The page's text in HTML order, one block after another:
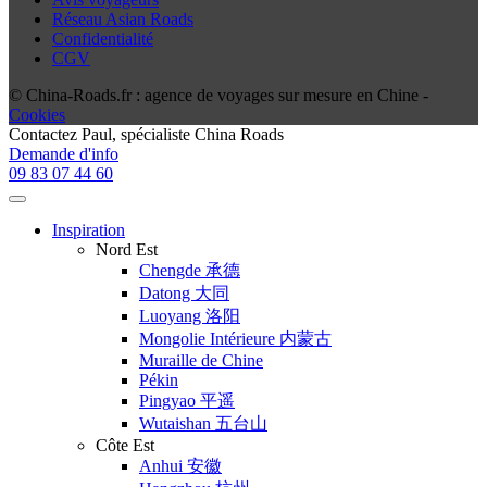
Réseau Asian Roads
Confidentialité
CGV
© China-Roads.fr : agence de voyages sur mesure en Chine -
Cookies
Contactez Paul, spécialiste China Roads
Demande d'info
09 83 07 44 60
Inspiration
Nord Est
Chengde 承德
Datong 大同
Luoyang 洛阳
Mongolie Intérieure 内蒙古
Muraille de Chine
Pékin
Pingyao 平遥
Wutaishan 五台山
Côte Est
Anhui 安徽